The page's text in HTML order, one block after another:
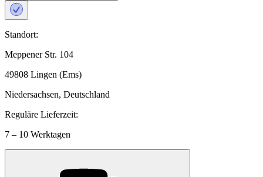
Standort:
Meppener Str. 104
49808 Lingen (Ems)
Niedersachsen, Deutschland
Reguläre Lieferzeit:
7 – 10 Werktagen